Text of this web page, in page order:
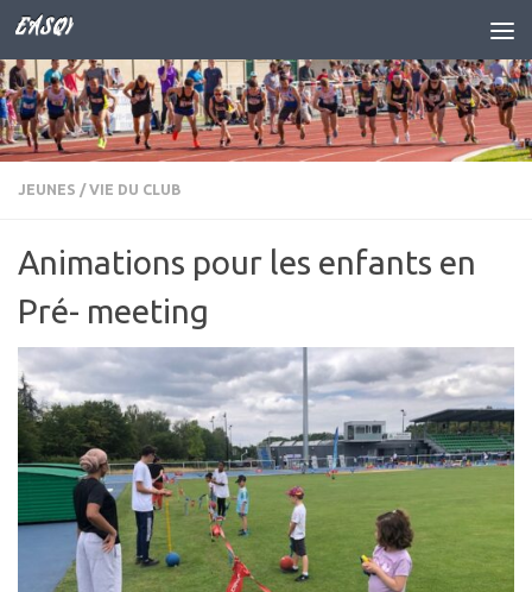
Skip to content
EASQY
JEUNES / VIE DU CLUB
Animations pour les enfants en
Pré- meeting